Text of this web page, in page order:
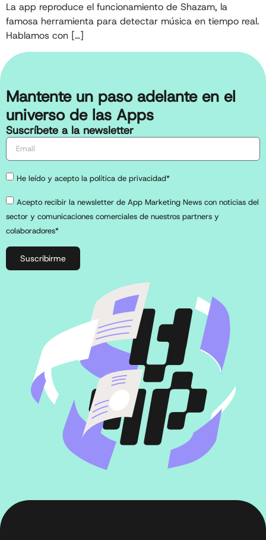
La app reproduce el funcionamiento de Shazam, la
famosa herramienta para detectar música en tiempo real.
Hablamos con […]
Mantente un paso adelante en el
universo de las Apps
Suscríbete a la newsletter
He leído y acepto la política de privacidad*
Acepto recibir la newsletter de App Marketing News con noticias del
sector y comunicaciones comerciales de nuestros partners y
colaboradores*
Suscribirme